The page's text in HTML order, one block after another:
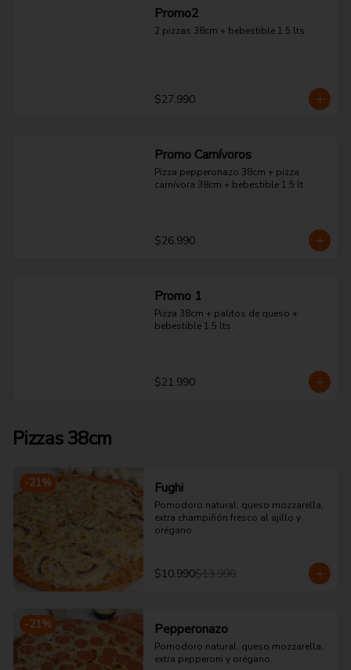
Promo2
2 pizzas 38cm + bebestible 1.5 lts.
$27.990
Promo Carnívoros
Pizza pepperonazo 38cm + pizza
carnívora 38cm + bebestible 1.5 lt.
$26.990
Promo 1
Pizza 38cm + palitos de queso +
bebestible 1.5 lts.
$21.990
Pizzas 38cm
-21% Fughi
Pomodoro natural, queso mozzarella,
extra champiñón fresco al ajillo y
orégano.
$10.990$13.990
-21% Pepperonazo
Pomodoro natural, queso mozzarella,
extra pepperoni y orégano.